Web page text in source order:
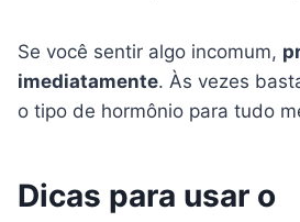
Se você sentir algo incomum,
imediatamente. Às vezes
o tipo de hormônio para tudo
Dicas para usar o